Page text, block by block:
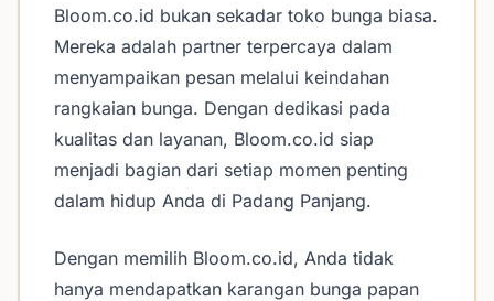
Bloom.co.id bukan sekadar toko bunga biasa.
Mereka adalah partner terpercaya dalam
menyampaikan pesan melalui keindahan
rangkaian bunga. Dengan dedikasi pada
kualitas dan layanan, Bloom.co.id siap
menjadi bagian dari setiap momen penting
dalam hidup Anda di Padang Panjang.
Dengan memilih Bloom.co.id, Anda tidak
hanya mendapatkan karangan bunga papan